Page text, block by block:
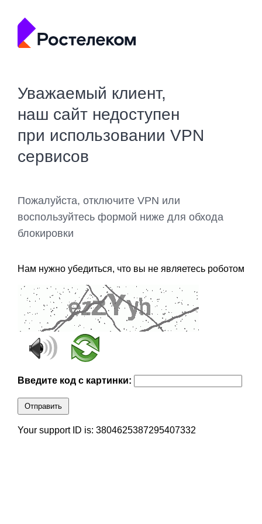
Уважаемый клиент,
наш сайт недоступен
при использовании VPN
сервисов
Пожалуйста, отключите VPN или
воспользуйтесь формой ниже для обхода
блокировки
Нам нужно убедиться, что вы не являетесь роботом
Введите код с картинки:
Отправить
Your support ID is: 3804625387295407332